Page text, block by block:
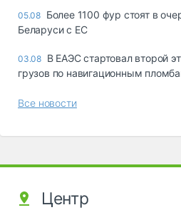
05.08 Более 1100 фур стоят в
Беларуси с ЕС
03.08 В ЕАЭС стартовал второй
грузов по навигационным
Все новости
Центр